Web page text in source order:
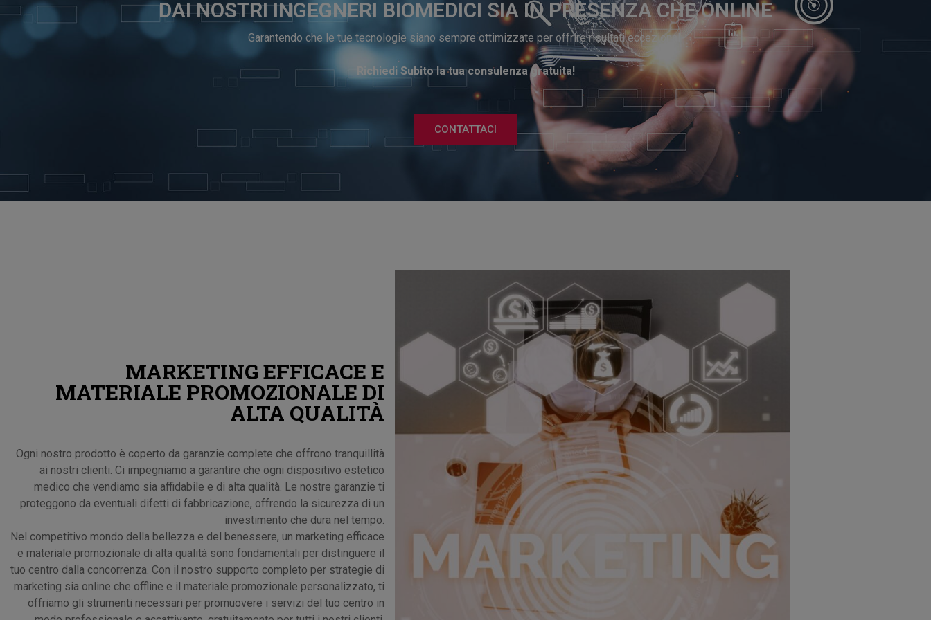
DAI NOSTRI INGEGNERI BIOMEDICI SIA IN PRESENZA CHE ONLINE
Garantendo che le tue tecnologie siano sempre ottimizzate per offrire risultati eccezionali
Richiedi Subito la tua consulenza gratuita!
CONTATTACI
MARKETING EFFICACE E
MATERIALE PROMOZIONALE DI
ALTA QUALITÀ
Ogni nostro prodotto è coperto da garanzie complete che offrono tranquillità
ai nostri clienti. Ci impegniamo a garantire che ogni dispositivo estetico
medico che vendiamo sia affidabile e di alta qualità. Le nostre garanzie ti
proteggono da eventuali difetti di fabbricazione, offrendo la sicurezza di un
investimento che dura nel tempo.
Nel competitivo mondo della bellezza e del benessere, un marketing efficace
e materiale promozionale di alta qualità sono fondamentali per distinguere il
tuo centro dalla concorrenza. Con il nostro supporto completo per strategie di
marketing sia online che offline e il materiale promozionale personalizzato, ti
offriamo gli strumenti necessari per promuovere i servizi del tuo centro in